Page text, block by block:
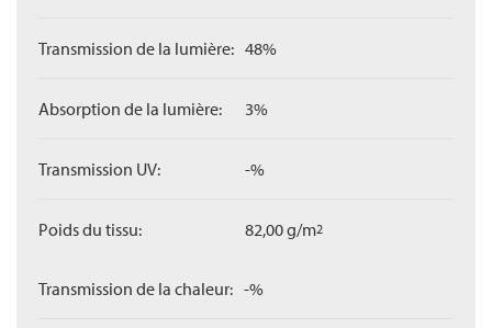
Transmission de la lumière: 48%
Absorption de la lumière: 3%
Transmission UV: -%
Poids du tissu: 82,00 g/m2
Transmission de la chaleur: -%